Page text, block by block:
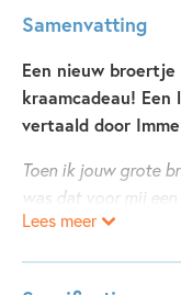
Samenvatting
Een nieuw
kraamcadeau!
vertaald door
Toen ik jouw grote
was dat voor mij een
Ik was tot jij kwam
Lees meer